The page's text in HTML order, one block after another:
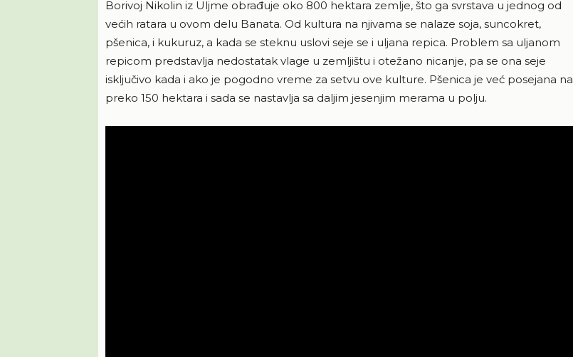
Borivoj Nikolin iz Uljme obrađuje oko 800 hektara zemlje, što ga svrstava u jednog od
većih ratara u ovom delu Banata. Od kultura na njivama se nalaze soja, suncokret,
pšenica, i kukuruz, a kada se steknu uslovi seje se i uljana repica. Problem sa uljanom
repicom predstavlja nedostatak vlage u zemljištu i otežano nicanje, pa se ona seje
isključivo kada i ako je pogodno vreme za setvu ove kulture. Pšenica je već posejana na
preko 150 hektara i sada se nastavlja sa daljim jesenjim merama u polju.